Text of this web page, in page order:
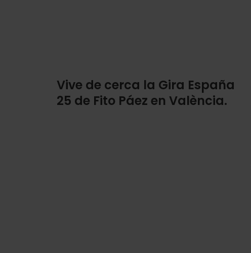
Vive de cerca la Gira España
25 de Fito Páez en València.